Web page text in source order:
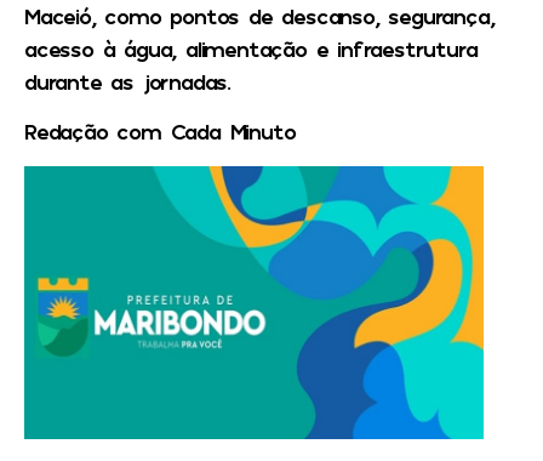
Maceió, como pontos de descanso, segurança,
acesso à água, alimentação e infraestrutura
durante as jornadas.
Redação com Cada Minuto